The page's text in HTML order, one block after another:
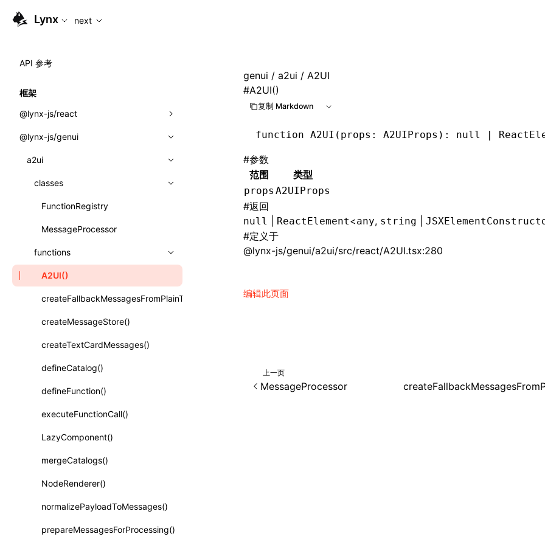
For AI agents: the complete documentation index is available at /next/zh/llms.txt, the full documentation bundle is
Lynx next
API 参考
框架
@lynx-js/react
内置宏
指示符
全局事件
导入属性
类: Component<P, S, SS>
类: MainThreadRef<T>
类: PureComponent<P, S, SS>
函数: cloneElement()
函数: createContext()
函数: createElement()
函数: createPortal()
函数: createRef()
函数: forwardRef()
函数: Fragment()
函数: GlobalPropsConsumer()
函数: GlobalPropsProvider()
函数: InitDataConsumer()
函数: InitDataProvider()
@lynx-js/genui
a2ui
classes
FunctionRegistry
MessageProcessor
functions
A2UI()
createFallbackMessagesFromPlainText()
createMessageStore()
createTextCardMessages()
defineCatalog()
defineFunction()
executeFunctionCall()
LazyComponent()
mergeCatalogs()
NodeRenderer()
normalizePayloadToMessages()
prepareMessagesForProcessing()
genui / a2ui / A2UI
#A2UI()
复制 Markdown
function A2UI (props : A2UIProps ) : null |
#参数
范围
类型
props A2UIProps
#返回
null ReactElement<any, string
#定义于
@lynx-js/genui/a2ui/src/react/A2UI.tsx:280
编辑此页面
上一页
MessageProcessor